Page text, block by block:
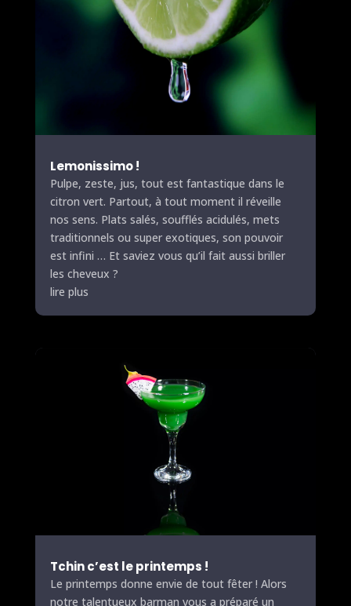
Lemonissimo !
Pulpe, zeste, jus, tout est fantastique dans le
citron vert. Partout, à tout moment il réveille
nos sens. Plats salés, soufflés acidulés, mets
traditionnels ou super exotiques, son pouvoir
est infini … Et saviez vous qu’il fait aussi briller
les cheveux ?
lire plus
Tchin c’est le printemps !
Le printemps donne envie de tout fêter ! Alors
notre talentueux barman vous a préparé un